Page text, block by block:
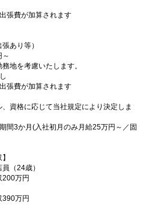
張費が加算されます
あり等）
～
地を考慮いたします。
張費が加算されます
資格に応じて当社規定により決定しま
間3か月(入社初月のみ月給25万円～／固
（24歳）
200万円
390万円